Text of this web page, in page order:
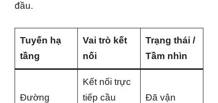
đầu.
Tuyến hạ
tầng
Vai trò kết
nối
Trạng thái /
Tầm nhìn
Đường
Kết nối trực
tiếp cầu
Đã vận